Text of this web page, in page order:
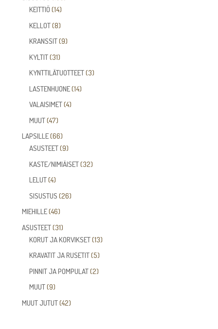
KEITTIÖ 1414
tuotetta
KELLOT 88
tuotetta
KRANSSIT 99
KYLTIT 3131
tuotetta
KYNTTILÄTUOTTEET 33
LASTENHUONE 1414
VALAISIMET 44
MUUT 4747
tuotetta
LAPSILLE 6666
tuotetta
ASUSTEET 99
tuotetta
KASTE/NIMIÄISET 3232
LELUT 44
tuotetta
SISUSTUS 2626
MIEHILLE 4646
tuotetta
ASUSTEET 3131
tuotetta
KORUT JA KORVIKSET 1313
KRAVATIT JA RUSETIT 55
tuotetta
PINNIT JA POMPULAT 22
MUUT 99
tuotetta
MUUT JUTUT 4242